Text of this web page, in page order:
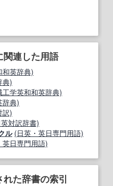
関連した用語
和英辞典)
典)
工学英和和英辞典)
辞典)
訳)
対訳辞書)
ル (日英・英日専門用語)
英日専門用語)
た辞書の索引